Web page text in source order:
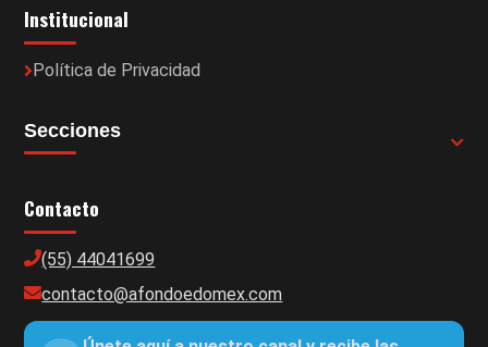
Institucional
Política de Privacidad
Secciones
Contacto
(55) 44041699
contacto@afondoedomex.com